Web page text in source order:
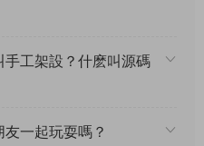
工架設？什麽叫源碼
一起玩耍嗎？